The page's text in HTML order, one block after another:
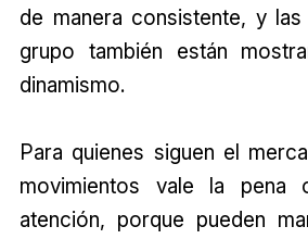
de manera consistente, y
grupo también están
dinamismo.
Para quienes siguen el
movimientos vale la pena
atención, porque pueden